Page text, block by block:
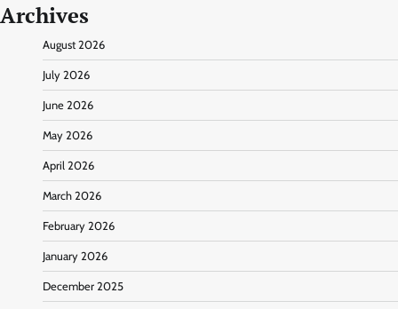
Archives
August 2026
July 2026
June 2026
May 2026
April 2026
March 2026
February 2026
January 2026
December 2025